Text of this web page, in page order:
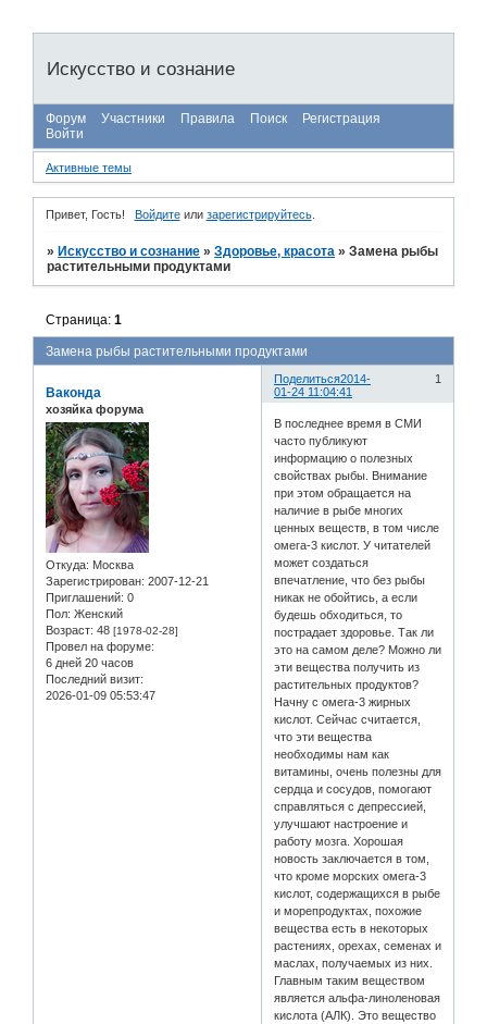
Искусство и сознание
Форум Участники Правила Поиск
Регистрация
Войти
Активные темы
Привет, Гость! Войдитеили зарегистрируйтесь.
» Искусство и сознание »Здоровье, красота »Замена рыбы
растительными продуктами
Замена рыбы растительными продуктами
Страница:1
Поделиться 1
2014-
01-24 11:04:41
Ваконда
хозяйка форума
Откуда: Москва
Зарегистрирован: 2007-12-21
Приглашений: 0
Пол: Женский
Возраст: 48 [1978-02-28]
Провел на форуме:
6 дней 20 часов
Последний визит:
2026-01-09 05:53:47
В последнее время в СМИ
часто публикуют
информацию о полезных
свойствах рыбы. Внимание
при этом обращается на
наличие в рыбе многих
ценных веществ, в том числе
омега-3 кислот. У читателей
может создаться
впечатление, что без рыбы
никак не обойтись, а если
будешь обходиться, то
пострадает здоровье. Так ли
это на самом деле? Можно ли
эти вещества получить из
растительных продуктов?
Начну с омега-3 жирных
кислот. Сейчас считается,
что эти вещества
необходимы нам как
витамины, очень полезны для
сердца и сосудов, помогают
справляться с депрессией,
улучшают настроение и
работу мозга. Хорошая
новость заключается в том,
что кроме морских омега-3
кислот, содержащихся в рыбе
и морепродуктах, похожие
вещества есть в некоторых
растениях, орехах, семенах и
маслах, получаемых из них.
Главным таким веществом
является альфа-линоленовая
кислота (АЛК). Это вещество